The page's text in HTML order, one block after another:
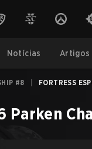
Notícias Artigos
#8 FORTRESS
Parken